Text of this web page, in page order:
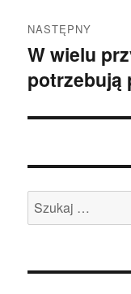
NASTĘPNY
Następny
wpis:
W wielu
potrzebują
Szukaj: